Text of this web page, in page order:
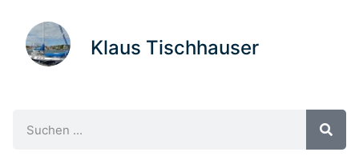
Klaus Tischhauser